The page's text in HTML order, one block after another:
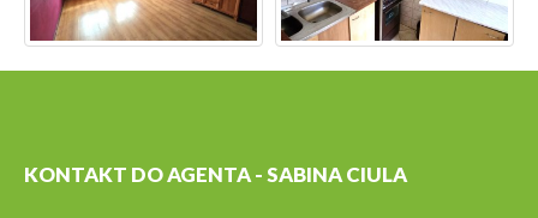
KONTAKT DO AGENTA - SABINA CIULA